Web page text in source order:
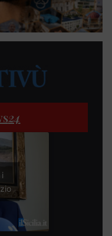
24